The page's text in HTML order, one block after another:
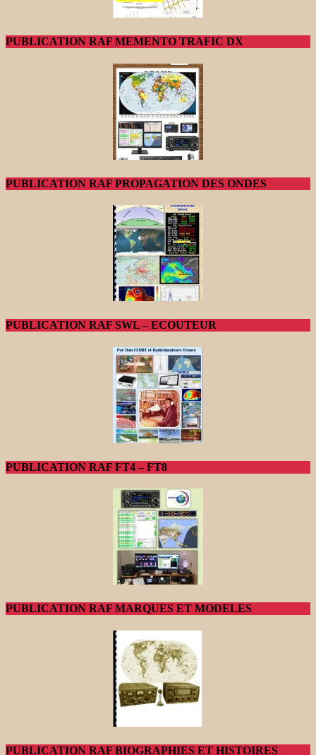
PUBLICATION RAF MEMENTO TRAFIC DX
PUBLICATION RAF PROPAGATION DES ONDES
PUBLICATION RAF SWL – ECOUTEUR
PUBLICATION RAF FT4 – FT8
PUBLICATION RAF MARQUES ET MODELES
PUBLICATION RAF BIOGRAPHIES ET HISTOIRES